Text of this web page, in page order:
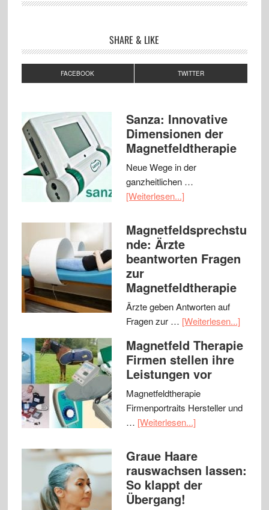
SHARE & LIKE
FACEBOOK TWITTER
Sanza: Innovative
Dimensionen der
Magnetfeldtherapie
Neue Wege in der
ganzheitlichen …
[Weiterlesen...]
Magnetfeldsprechstu
nde: Ärzte
beantworten Fragen
zur
Magnetfeldtherapie
Ärzte geben Antworten auf
Fragen zur … [Weiterlesen...]
Magnetfeld Therapie
Firmen stellen ihre
Leistungen vor
Magnetfeldtherapie
Firmenportraits Hersteller und
… [Weiterlesen...]
Graue Haare
rauswachsen lassen:
So klappt der
Übergang!